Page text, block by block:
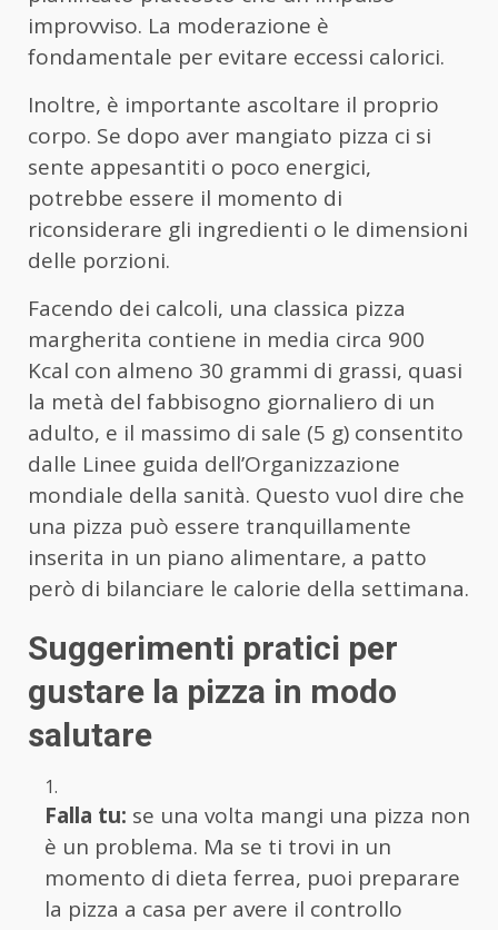
improvviso. La moderazione è
fondamentale per evitare eccessi calorici.
Inoltre, è importante ascoltare il proprio
corpo. Se dopo aver mangiato pizza ci si
sente appesantiti o poco energici,
potrebbe essere il momento di
riconsiderare gli ingredienti o le dimensioni
delle porzioni.
Facendo dei calcoli, una classica pizza
margherita contiene in media circa 900
Kcal con almeno 30 grammi di grassi, quasi
la metà del fabbisogno giornaliero di un
adulto, e il massimo di sale (5 g) consentito
dalle Linee guida dell’Organizzazione
mondiale della sanità. Questo vuol dire che
una pizza può essere tranquillamente
inserita in un piano alimentare, a patto
però di bilanciare le calorie della settimana.
Suggerimenti pratici per
gustare la pizza in modo
salutare
Falla tu: se una volta mangi una pizza non
è un problema. Ma se ti trovi in un
momento di dieta ferrea, puoi preparare
la pizza a casa per avere il controllo